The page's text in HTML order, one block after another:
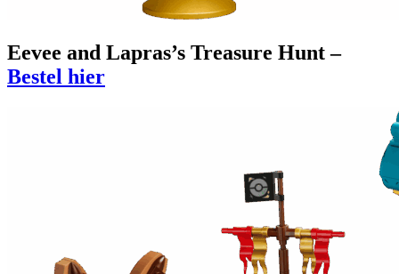
Eevee and Lapras’s Treasure Hunt –
Bestel hier